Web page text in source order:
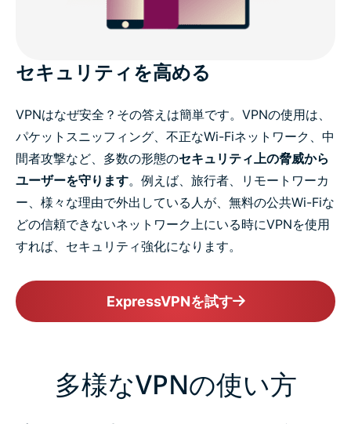
セキュリティを高める
VPNはなぜ安全？その答えは簡単です。VPNの使用は、
パケットスニッフィング、不正なWi-Fiネットワーク、中
間者攻撃など、多数の形態のセキュリティ上の脅威から
ユーザーを守ります。例えば、旅行者、リモートワーカ
ー、様々な理由で外出している人が、無料の公共Wi-Fiな
どの信頼できないネットワーク上にいる時にVPNを使用
すれば、セキュリティ強化になります。
ExpressVPNを試す
多様なVPNの使い方